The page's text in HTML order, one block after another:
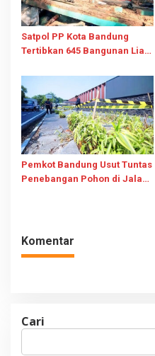
Satpol PP Kota Bandung
Tertibkan 645 Bangunan Liar
Pemkot Bandung Usut Tuntas
Penebangan Pohon di Jalan
Komentar
Cari